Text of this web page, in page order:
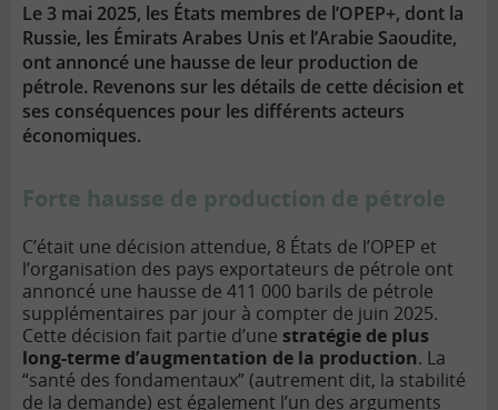
Le 3 mai 2025, les États membres de l’OPEP+, dont la
Russie, les Émirats Arabes Unis et l’Arabie Saoudite,
ont annoncé une hausse de leur production de
pétrole. Revenons sur les détails de cette décision et
ses conséquences pour les différents acteurs
économiques.
Forte hausse de production de pétrole
C’était une décision attendue, 8 États de l’OPEP et
l’organisation des pays exportateurs de pétrole ont
annoncé une hausse de 411 000 barils de pétrole
supplémentaires par jour à compter de juin 2025.
Cette décision fait partie d’une stratégie de plus
long-terme d’augmentation de la production. La
“santé des fondamentaux” (autrement dit, la stabilité
de la demande) est également l’un des arguments